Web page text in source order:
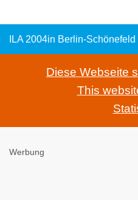
ILA 2004in Berlin-
Diese Webseite
This
Werbung